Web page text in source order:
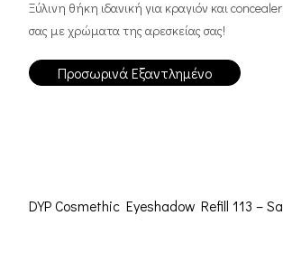
Ξύλινη θήκη ιδανική για κραγιόν και
σας με χρώματα της αρεσκείας σας!
Προσωρινά Εξαντλημένο
DYP Cosmethic Eyeshadow Refill 113 –